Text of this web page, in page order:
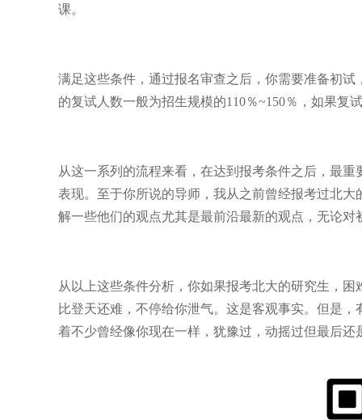
课。
满足这些条件，通过报名审查之后，你需要准备初
的复试人数一般为招生规模的110％~150％，如果复
从这一系列的流程来看，在达到报考条件之后，最
表现。至于你所说的导师，我从之前曾经报考过北
解一些他们的观点尤其是最前沿最新的观点，无论
从以上这些条件分析，你如果报考北大的研究生，
比登天还难，不停给你泄气。这是客观事实。但是
着不少曾经像你现在一样，犹豫过，动摇过但最后